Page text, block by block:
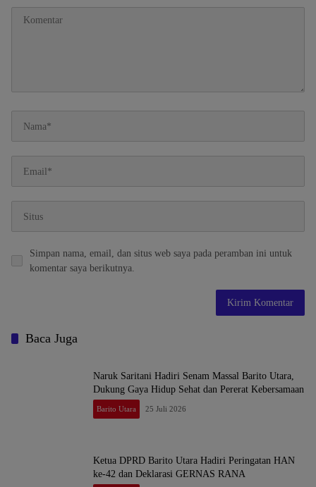
Simpan nama, email, dan situs web saya pada peramban ini untuk
komentar saya berikutnya.
Baca Juga
Naruk Saritani Hadiri Senam Massal Barito Utara,
Dukung Gaya Hidup Sehat dan Pererat Kebersamaan
Barito Utara 25 Juli 2026
Ketua DPRD Barito Utara Hadiri Peringatan HAN
ke-42 dan Deklarasi GERNAS RANA